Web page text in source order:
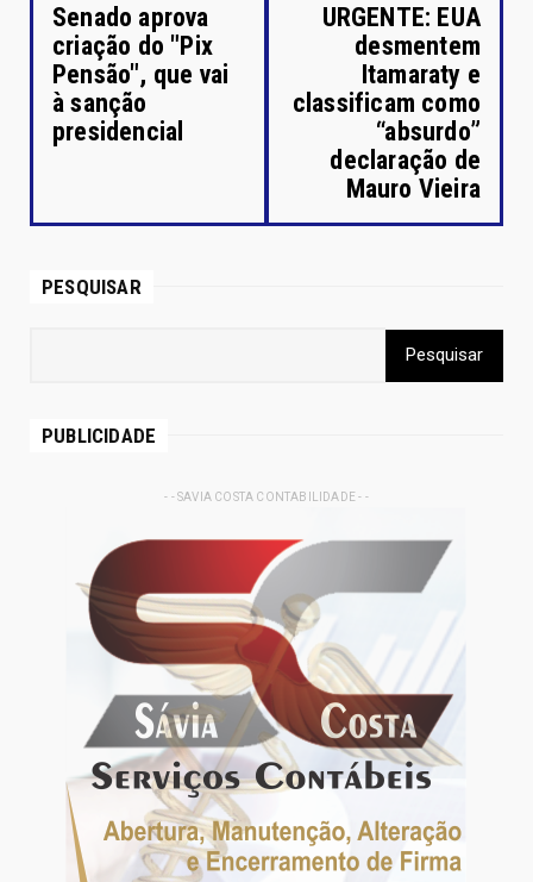
Senado aprova
criação do "Pix
Pensão", que vai
à sanção
presidencial
URGENTE: EUA
desmentem
Itamaraty e
classificam como
“absurdo”
declaração de
Mauro Vieira
PESQUISAR
PUBLICIDADE
- - SAVIA COSTA CONTABILIDADE - -